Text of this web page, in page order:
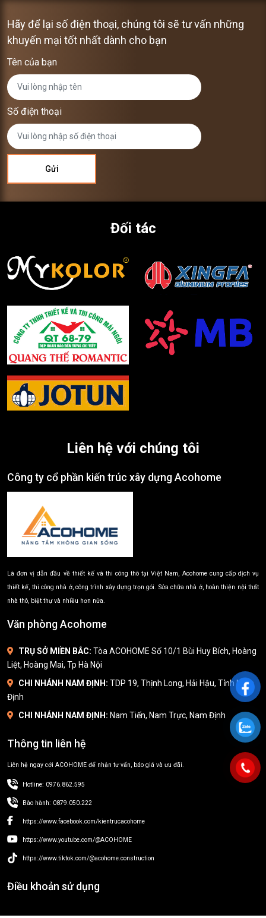
Hãy để lại số điện thoại, chúng tôi sẽ tư vấn những
khuyến mại tốt nhất dành cho bạn
Tên của bạn
Số điện thoại
Đối tác
Liên hệ với chúng tôi
Công ty cổ phần kiến trúc xây dựng Acohome
Là đơn vị dẫn đầu về thiết kế và thi công thô tại Việt Nam, Acohome cung cấp dịch vụ
thiết kế, thi công nhà ở, công trình xây dựng trọn gói. Sửa chữa nhà ở, hoàn thiện nội thất
nhà thô, biệt thự và nhiều hơn nữa.
Văn phòng Acohome
TRỤ SỞ MIỀN BẮC: Tòa ACOHOME Số 10/1 Bùi Huy Bích, Hoàng
Liệt, Hoàng Mai, Tp Hà Nội
CHI NHÁNH NAM ĐỊNH: TDP 19, Thịnh Long, Hải Hậu, Tỉnh Nam
Định
CHI NHÁNH NAM ĐỊNH: Nam Tiến, Nam Trực, Nam Định
Thông tin liên hệ
Liên hệ ngay cới ACOHOME để nhận tư vấn, báo giá và ưu đãi.
Hotline: 0976.862.595
Bào hành: 0879.050.222
https://www.facebook.com/kientrucacohome
https://www.youtube.com/@ACOHOME
https://www.tiktok.com/@acohome.construction
Điều khoản sử dụng